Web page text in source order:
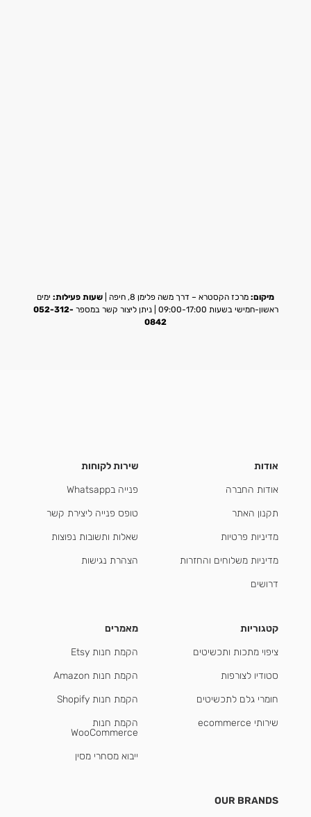
מיקום: מרכז הקסטרא – דרך משה פלימן 8, חיפה | שעות פעילות: ימים
ראשון-חמישי בשעות 09:00-17:00 | ניתן ליצור קשר במספר
052-312-
0842
אודות
אודות החברה
תקנון האתר
מדיניות פרטיות
מדיניות משלוחים והחזרות
דרושים
שירות לקוחות
פנייה בWhatsapp
טופס פנייה ליצירת קשר
שאלות ותשובות נפוצות
הצהרת נגישות
קטגוריות
ציפוי מתכות ותכשיטים
סטודיו לצורפות
חומרי גלם לתכשיטים
שירותי ecommerce
מאמרים
הקמת חנות Etsy
הקמת חנות Amazon
הקמת חנות Shopify
הקמת חנות
WooCommerce
ייבוא מסחרי מסין
OUR BRANDS